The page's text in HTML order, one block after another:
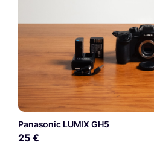
Panasonic LUMIX GH5
25 €